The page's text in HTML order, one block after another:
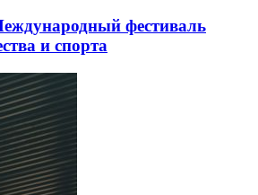
фестиваль
и спорта